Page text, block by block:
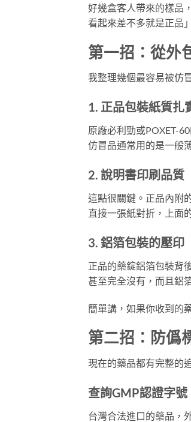
好幾盒客人帶來的樣品
看起來差不多就是正品
第一招：從外
我整理幾個最容易被仿
1. 正品包裝紙質扎
原廠必利勁或POXET-
仿冒品通常用的是一般
2. 說明書印刷品質
這點很關鍵。正品內附
直接一張紙對折，上面
3. 鋁箔包裝的壓印
正品的藥錠鋁箔包裝背
甚至完全沒有，而且鋁
簡單講，如果你收到的
第二招：防僞
現在的藥品都有完整的
查詢GMP認證字號
台灣合法進口的藥品，